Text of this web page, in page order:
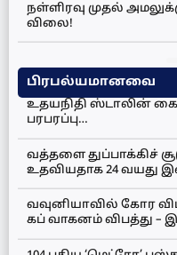
நள்ளிரவு முதல்
விலை!
பிரபல்யமானவை
உதயநிதி ஸ்டாலின்
பரபரப்பு…
வத்தளை துப்பாக்கிச்
உதவியதாக 24 வயது
வவுனியாவில் கோர
கப் வாகனம் விபத்து –